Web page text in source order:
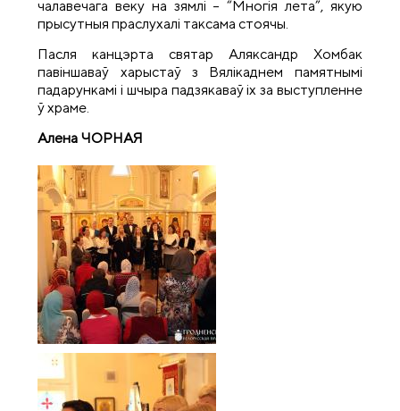
чалавечага веку на зямлі – “Многія лета”, якую
прысутныя праслухалі таксама стоячы.
Пасля канцэрта святар Аляксандр Хомбак
павіншаваў харыстаў з Вялікаднем памятнымі
падарункамі і шчыра падзякаваў іх за выступленне
ў храме.
Алена ЧОРНАЯ